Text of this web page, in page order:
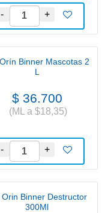
Binner Mascotas 2
L
$ 36.700
(ML a $18,35)
Orin Binner Destructor
300Ml